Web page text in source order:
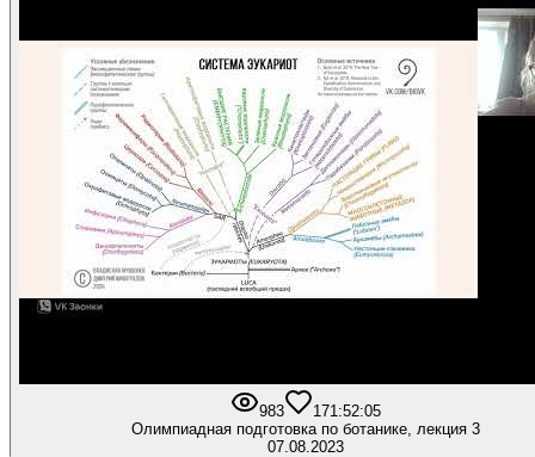
983 171:52:05
Олимпиадная подготовка по ботанике, лекция 3
07.08.2023